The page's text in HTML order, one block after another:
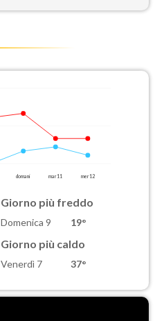
domani mar 11 mer 12
Giorno più freddo
Domenica 9 19°
Giorno più caldo
Venerdì 7 37°